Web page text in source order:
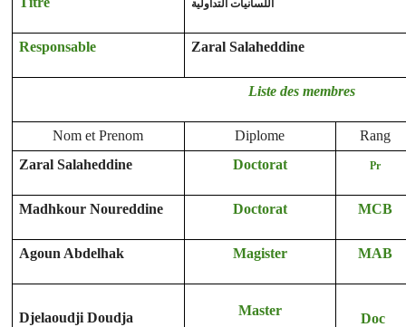
اللسانيات التداولية
Zaral Salaheddine
Responsable
Liste des membres
Rang
Diplome
Nom et Prenom
Pr
Doctorat
Zaral Salaheddine
MCB
Doctorat
Madhkour Noureddine
MAB
Magister
Agoun Abdelhak
Doc
Master
Djelaoudji Doudja